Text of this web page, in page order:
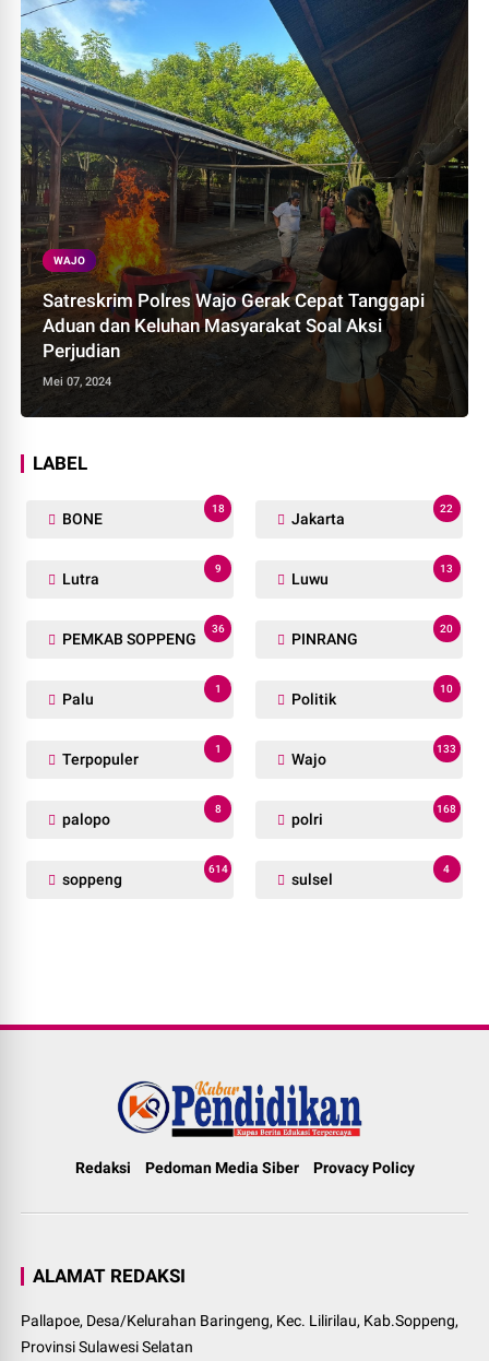
WAJO
Satreskrim Polres Wajo Gerak Cepat Tanggapi
Aduan dan Keluhan Masyarakat Soal Aksi
Perjudian
Mei 07, 2024
LABEL
BONE
18
Jakarta
22
Lutra
9
Luwu
13
PEMKAB SOPPENG
36
PINRANG
20
Palu
1
Politik
10
Terpopuler
1
Wajo
133
palopo
8
polri
168
soppeng
614
sulsel
4
Redaksi Pedoman Media Siber Provacy Policy
ALAMAT REDAKSI
Pallapoe, Desa/Kelurahan Baringeng, Kec. Lilirilau, Kab.Soppeng,
Provinsi Sulawesi Selatan